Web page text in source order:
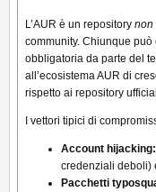
L’AUR è un repository non
community. Chiunque
obbligatoria da parte del
all’ecosistema AUR di
rispetto ai repository
I vettori tipici di
Account hijacking:
credenziali deboli)
Pacchetti